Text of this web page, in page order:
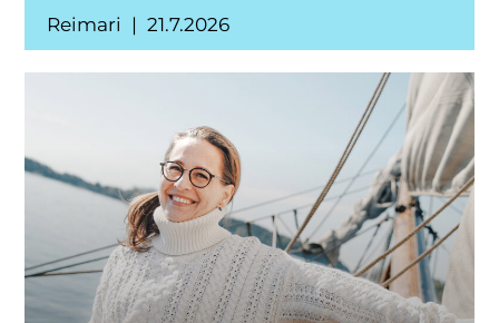
Reimari 21.7.2026